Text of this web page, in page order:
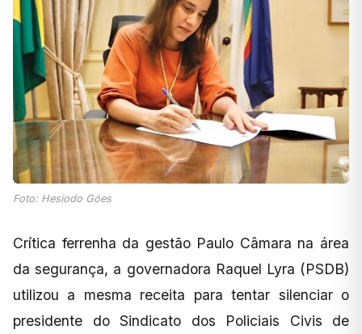
Foto: Hesiodo Góes
Crítica ferrenha da gestão Paulo Câmara na área
da segurança, a governadora Raquel Lyra (PSDB)
utilizou a mesma receita para tentar silenciar o
presidente do Sindicato dos Policiais Civis de